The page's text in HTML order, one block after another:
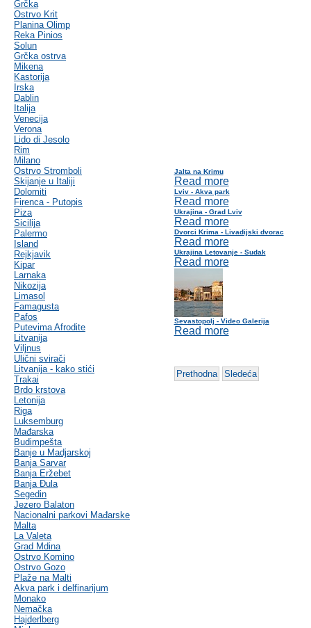
Grčka
Ostrvo Krit
Planina Olimp
Reka Pinios
Solun
Grčka ostrva
Mikena
Kastorija
Irska
Dablin
Italija
Venecija
Verona
Lido di Jesolo
Rim
Milano
Ostrvo Stromboli
Skijanje u Italiji
Dolomiti
Firenca - Putopis
Piza
Sicilija
Palermo
Island
Rejkjavik
Kipar
Larnaka
Nikozija
Limasol
Famagusta
Pafos
Putevima Afrodite
Litvanija
Viljnus
Ulični svirači
Litvanija - kako stići
Trakai
Brdo krstova
Letonija
Riga
Luksemburg
Mađarska
Budimpešta
Banje u Madjarskoj
Banja Sarvar
Banja Eržebet
Banja Ðula
Segedin
Jezero Balaton
Nacionalni parkovi Mađarske
Malta
La Valeta
Grad Mdina
Ostrvo Komino
Ostrvo Gozo
Plaže na Malti
Akva park i delfinarijum
Monako
Nemačka
Hajderlberg
Jalta na Krimu
Read more
Lviv - Akva park
Read more
Ukrajina - Grad Lviv
Read more
Dvorci Krima - Livadijski dvorac
Read more
Ukrajina Letovanje - Sudak
Read more
Sevastopolj - Video Galerija
Read more
Prethodna Sledeća